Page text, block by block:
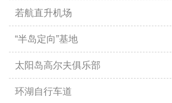
若航直升机场
“半岛定向”基地
太阳岛高尔夫俱乐部
环湖自行车道